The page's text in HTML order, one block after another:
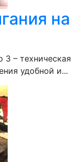
на
– техническая
удобной и...